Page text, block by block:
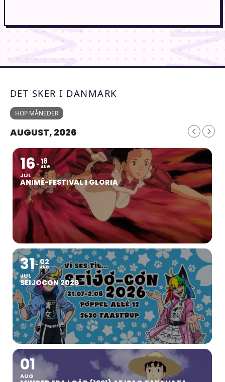
DET SKER I DANMARK
HOP MÅNEDER
AUGUST, 2026
16
JUL
18
AUG
ANIMÉ-FESTIVAL I GLORIA
31
JUL
02
AUG
SEIJOCON 2026
01
AUG